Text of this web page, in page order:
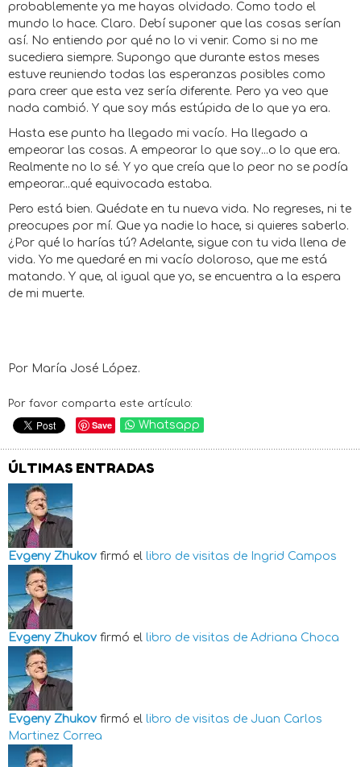
probablemente ya me hayas olvidado. Como todo el
mundo lo hace. Claro. Debí suponer que las cosas serían
así. No entiendo por qué no lo vi venir. Como si no me
sucediera siempre. Supongo que durante estos meses
estuve reuniendo todas las esperanzas posibles como
para creer que esta vez sería diferente. Pero ya veo que
nada cambió. Y que soy más estúpida de lo que ya era.
Hasta ese punto ha llegado mi vacío. Ha llegado a
empeorar las cosas. A empeorar lo que soy...o lo que era.
Realmente no lo sé. Y yo que creía que lo peor no se podía
empeorar...qué equivocada estaba.
Pero está bien. Quédate en tu nueva vida. No regreses, ni te
preocupes por mí. Que ya nadie lo hace, si quieres saberlo.
¿Por qué lo harías tú? Adelante, sigue con tu vida llena de
vida. Yo me quedaré en mi vacío doloroso, que me está
matando. Y que, al igual que yo, se encuentra a la espera
de mi muerte.
Por María José López.
Por favor comparta este artículo:
Save Whatsapp
ÚLTIMAS ENTRADAS
Evgeny Zhukov firmó el libro de visitas de Ingrid Campos
Evgeny Zhukov firmó el libro de visitas de Adriana Choca
Evgeny Zhukov firmó el libro de visitas de Juan Carlos
Martinez Correa